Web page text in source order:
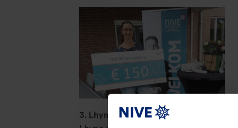
3. Lhyno van Frederikslust